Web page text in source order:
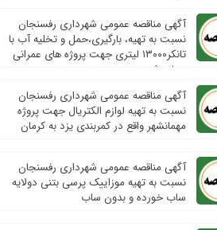
آگهی مناقصه عمومی شهرداری رفسنجان
نسبت به تهیه، بارگیری،حمل و تخلیه آب با
تانکر۱۳۰۰۰ لیتری جهت پروژه های عمرانی
سطح شهر
آگهی مناقصه عمومی شهرداری رفسنجان
نسبت به تهیه لوازم الکتریال جهت پروژه
مهمانشهر واقع در کمربندی یزد به کرمان
آگهی مناقصه عمومی شهرداری رفسنجان
نسبت به تهیه موزاییک پرسی بتنی دولایه
ساب خورده و بدون ساب